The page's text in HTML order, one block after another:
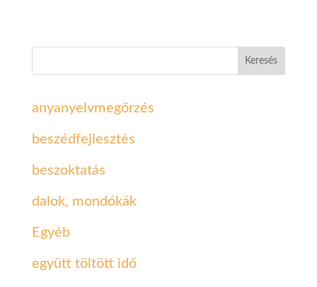
Keresés
anyanyelvmegőrzés
beszédfejlesztés
beszoktatás
dalok, mondókák
Egyéb
együtt töltött idő